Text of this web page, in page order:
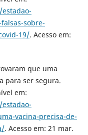
sobre-
19/. Acesso em:
que uma
para ser segura.
em:
vacina-precisa-de-
. Acesso em: 21 mar.